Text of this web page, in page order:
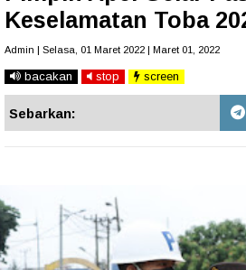
Keselamatan Toba
Admin | Selasa, 01 Maret 2022 | Maret 01, 2022
bacakan stop screen
Sebarkan: